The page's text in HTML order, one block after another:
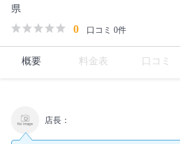
県
0 口コミ 0件
概要 料金表 口コミ
店長：